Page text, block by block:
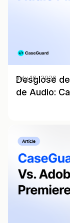
Desglose
de Audio:
July 16, 2026